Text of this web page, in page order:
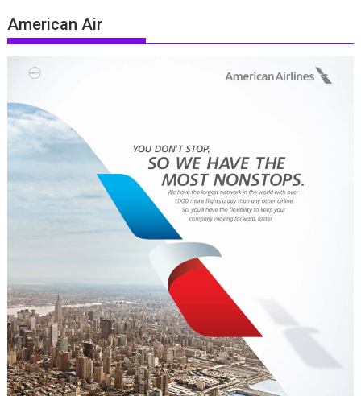
American Air